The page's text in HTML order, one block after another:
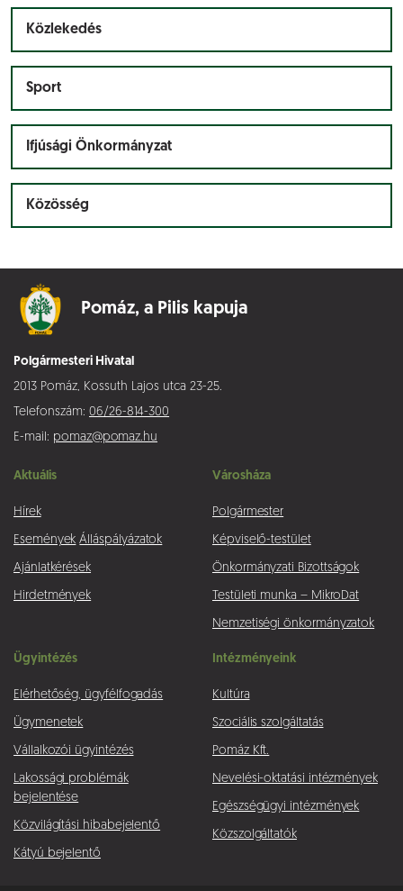
Közlekedés
Sport
Ifjúsági Önkormányzat
Közösség
Pomáz, a Pilis kapuja
Polgármesteri Hivatal
2013 Pomáz, Kossuth Lajos utca 23-25.
Telefonszám: 06/26-814-300
E-mail: pomaz@pomaz.hu
Aktuális
Hírek
Események Álláspályázatok
Ajánlatkérések
Hirdetmények
Városháza
Polgármester
Képviselő-testület
Önkormányzati Bizottságok
Testületi munka – MikroDat
Nemzetiségi önkormányzatok
Ügyintézés
Elérhetőség, ügyfélfogadás
Ügymenetek
Vállalkozói ügyintézés
Lakossági problémák
bejelentése
Közvilágítási hibabejelentő
Kátyú bejelentő
Intézményeink
Kultúra
Szociális szolgáltatás
Pomáz Kft.
Nevelési-oktatási intézmények
Egészségügyi intézmények
Közszolgáltatók